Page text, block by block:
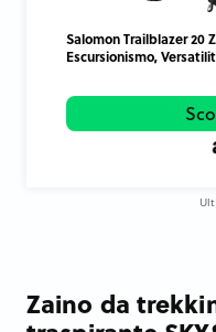
Salomon Trailblazer 20
Escursionismo,
Zaino da